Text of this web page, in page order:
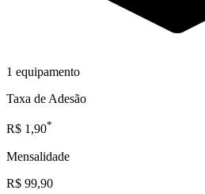
1 equipamento
Taxa de Adesão
R$ 1,90*
Mensalidade
R$ 99,90